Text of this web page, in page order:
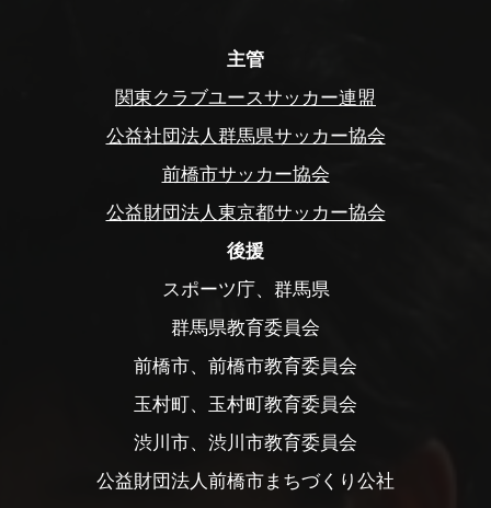
主管
関東クラブユースサッカー連盟
公益社団法人群馬県サッカー協会
前橋市サッカー協会
公益財団法人東京都サッカー協会
後援
スポーツ庁、群馬県
群馬県教育委員会
前橋市、前橋市教育委員会
玉村町、玉村町教育委員会
渋川市、渋川市教育委員会
公益財団法人前橋市まちづくり公社